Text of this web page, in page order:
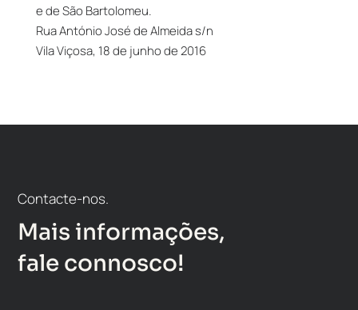
e de São Bartolomeu.
Rua António José de Almeida s/n
Vila Viçosa, 18 de junho de 2016
Contacte-nos.
Mais informações,
fale connosco!